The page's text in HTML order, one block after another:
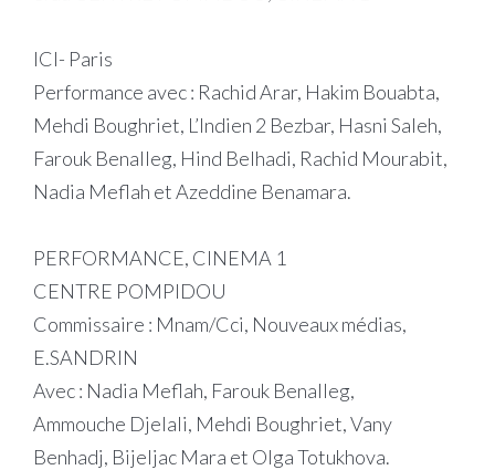
ICI- Paris
Performance avec : Rachid Arar, Hakim Bouabta,
Mehdi Boughriet, L’Indien 2 Bezbar, Hasni Saleh,
Farouk Benalleg, Hind Belhadi, Rachid Mourabit,
Nadia Meflah et Azeddine Benamara.
PERFORMANCE, CINEMA 1
CENTRE POMPIDOU
Commissaire : Mnam/Cci, Nouveaux médias,
E.SANDRIN
Avec : Nadia Meflah, Farouk Benalleg,
Ammouche Djelali, Mehdi Boughriet, Vany
Benhadj, Bijeljac Mara et Olga Totukhova.